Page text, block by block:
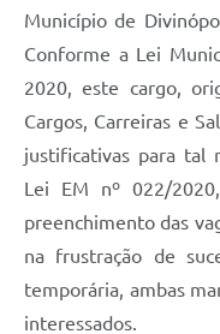
Município de
Conforme a Lei
2020, este cargo,
Cargos, Carreiras e
justificativas para tal
Lei EM nº 022/
preenchimento das
na frustração de
temporária, ambas
interessados.